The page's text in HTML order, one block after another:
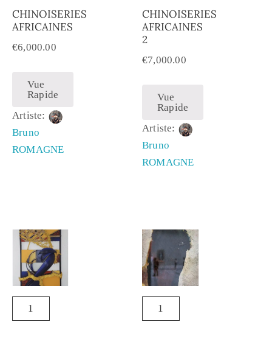
CHINOISERIES
AFRICAINES
€6,000.00
Vue
Rapide
Artiste:
Bruno
ROMAGNE
CHINOISERIES
AFRICAINES
2
€7,000.00
Vue
Rapide
Artiste:
Bruno
ROMAGNE